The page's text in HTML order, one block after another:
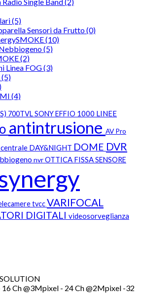
(5)
Sensori da Frutto (0)
(10)
(5)
(2)
Linea FOG (3)
(5)
(4)
700TVL SONY EFFIO 1000 LINEE
antintrusione AV Pro
centrale DAY&NIGHT DOME DVR
nvrOTTICA FISSASENSORE
tvccVARIFOCAL
DIGITALI videosorveglianza
Ch @3Mpixel - 24 Ch @2Mpixel -32